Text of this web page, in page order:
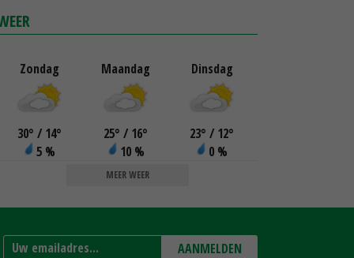
Zondag
30° / 14°
5 %
Maandag
25° / 16°
10 %
Dinsdag
23° / 12°
0 %
MEER WEER
AANMELDEN